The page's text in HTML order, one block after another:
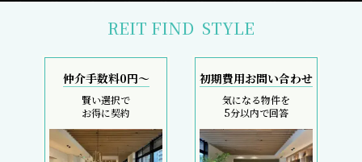
REIT FIND STYLE
仲介手数料0円～
賢い選択で
お得に契約
初期費用お問い合わせ
気になる物件を
5分以内で回答